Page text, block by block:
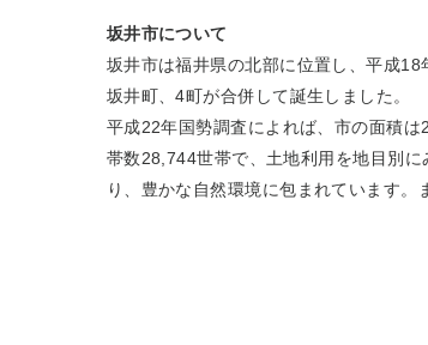
坂井市について
坂井市は福井県の北部に位置し、平成
坂井町、4町が合併して誕生しました。
平成22年国勢調査によれば、市の面積
帯数28,744世帯で、土地利用を地目別
り、豊かな自然環境に包まれています。